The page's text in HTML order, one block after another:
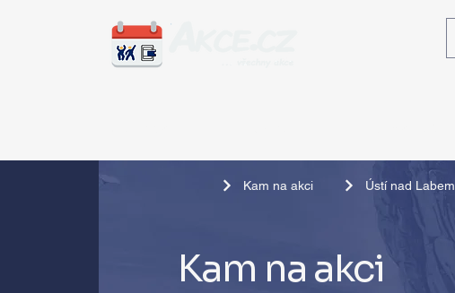
Kam na akci Ústí nad Labem
Kam na akci